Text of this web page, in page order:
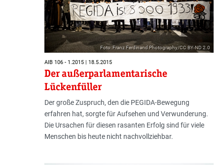
Foto: Franz Ferdinand Photography/CC BY-ND 2.0
AIB 106 - 1.2015 | 18.5.2015
Der außerparlamentarische
Lückenfüller
Der große Zuspruch, den die PEGIDA-Bewegung
erfahren hat, sorgte für Aufsehen und Verwunderung.
Die Ursachen für diesen rasanten Erfolg sind für viele
Menschen bis heute nicht nachvollziehbar.